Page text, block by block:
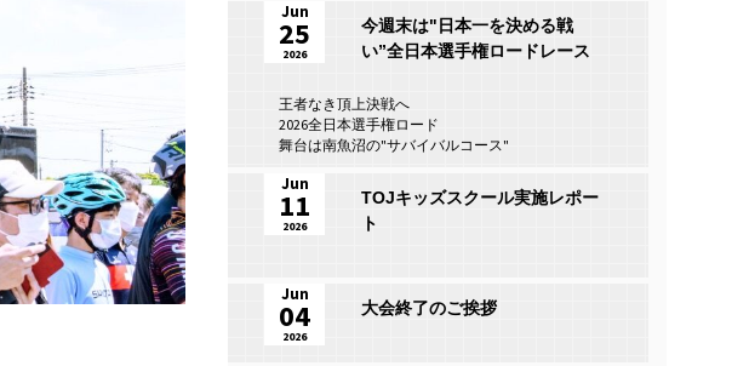
今週末は"日本一を決める戦
い”全日本選手権ロードレース
王者なき頂上決戦へ
2026全日本選手権ロード
舞台は南魚沼の"サバイバルコース"
Jun
25
2026
TOJキッズスクール実施レポー
ト
Jun
11
2026
大会終了のご挨拶
Jun
04
2026